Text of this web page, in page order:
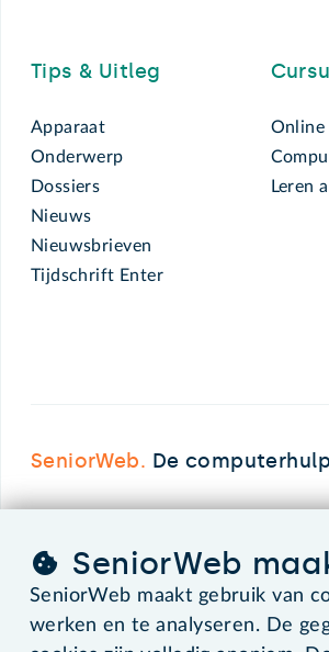
Tips & Uitleg
Apparaat
Onderwerp
Dossiers
Nieuws
Nieuwsbrieven
Tijdschrift Enter
Online
Leren
SeniorWeb. De
©2026 SeniorWeb
SeniorWeb
SeniorWeb maakt gebruik van
werken en te analyseren. De